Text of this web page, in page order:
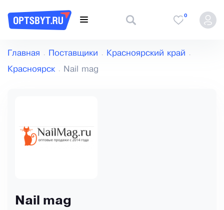
0
Главная Поставщики Красноярский край
Красноярск Nail mag
Nail mag